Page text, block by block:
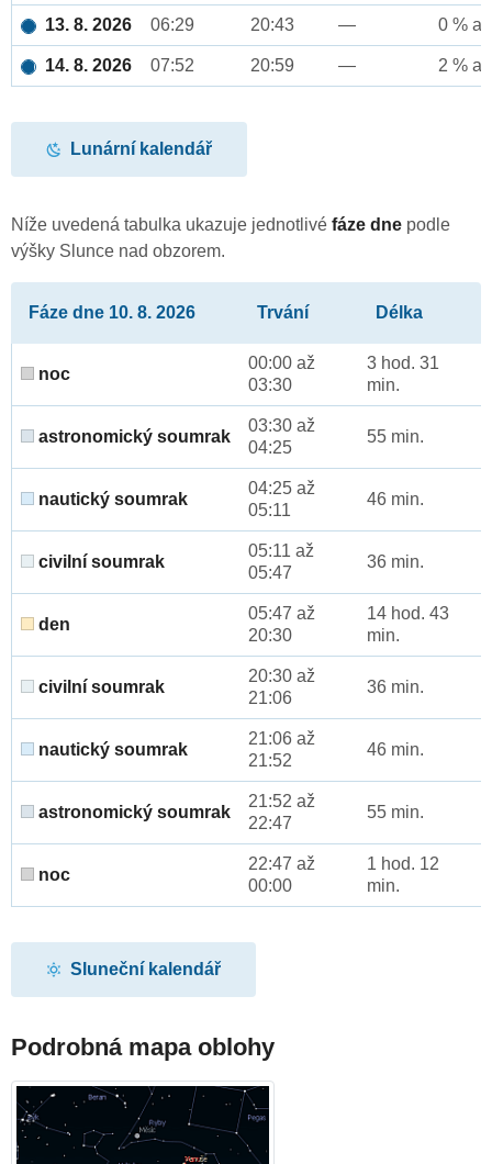
13. 8. 2026 06:29 20:43 — 0 %
14. 8. 2026 07:52 20:59 — 2 %
Lunární kalendář
Níže uvedená tabulka ukazuje jednotlivé fáze dne podle
výšky Slunce nad obzorem.
Fáze dne 10. 8. 2026 Trvání Délka
noc
00:00 až
03:30
3 hod. 31
min.
astronomický soumrak
03:30 až
04:25
55 min.
nautický soumrak
04:25 až
05:11
46 min.
civilní soumrak
05:11 až
05:47
36 min.
den
05:47 až
20:30
14 hod. 43
min.
civilní soumrak
20:30 až
21:06
36 min.
nautický soumrak
21:06 až
21:52
46 min.
astronomický soumrak
21:52 až
22:47
55 min.
noc
22:47 až
00:00
1 hod. 12
min.
Sluneční kalendář
Podrobná mapa oblohy